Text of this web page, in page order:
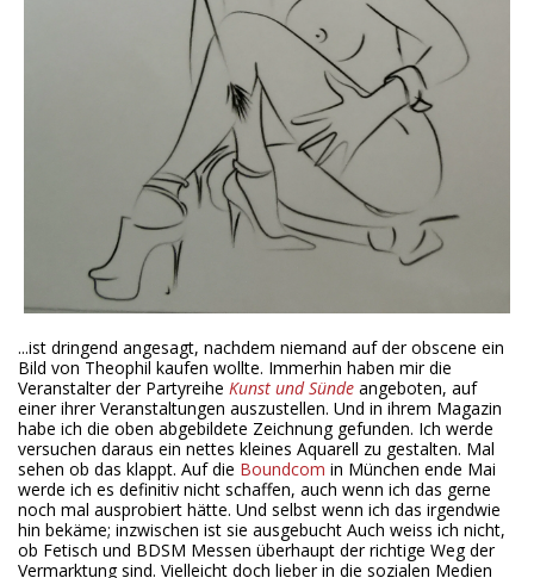
...ist dringend angesagt, nachdem niemand auf der obscene ein
Bild von Theophil kaufen wollte. Immerhin haben mir die
Veranstalter der Partyreihe Kunst und Sünde angeboten, auf
einer ihrer Veranstaltungen auszustellen. Und in ihrem Magazin
habe ich die oben abgebildete Zeichnung gefunden. Ich werde
versuchen daraus ein nettes kleines Aquarell zu gestalten. Mal
sehen ob das klappt. Auf die Boundcom in München ende Mai
werde ich es definitiv nicht schaffen, auch wenn ich das gerne
noch mal ausprobiert hätte. Und selbst wenn ich das irgendwie
hin bekäme; inzwischen ist sie ausgebucht Auch weiss ich nicht,
ob Fetisch und BDSM Messen überhaupt der richtige Weg der
Vermarktung sind. Vielleicht doch lieber in die sozialen Medien